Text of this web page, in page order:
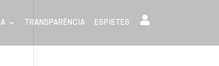
TRANSPARÈNCIA ESPIETES